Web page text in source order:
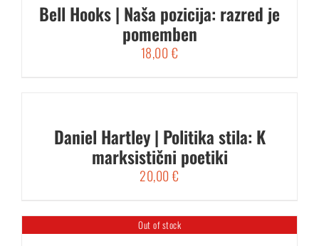
Bell Hooks | Naša pozicija: razred je
pomemben
18,00€
Daniel Hartley | Politika stila: K
marksistični poetiki
20,00€
Out of stock